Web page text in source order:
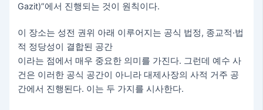
Gazit)”에서 진행되는 것이 원칙이다.
이 장소는 성전 권위 아래 이루어지는 공식 법정, 종교적·법
적 정당성이 결합된 공간
이라는 점에서 매우 중요한 의미를 가진다. 그런데 예수 사
건은 이러한 공식 공간이 아니라 대제사장의 사적 거주 공
간에서 진행된다. 이는 두 가지를 시사한다.